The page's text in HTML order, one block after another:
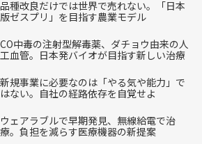
品種改良だけでは世界で売れない。「日本
版ゼスプリ」を目指す農業モデル
CO中毒の注射型解毒薬、ダチョウ由来の人
工血管。日本発バイオが目指す新しい治療
新規事業に必要なのは「やる気や能力」で
はない。自社の経路依存を自覚せよ
ウェアラブルで早期発見、無線給電で治
療。負担を減らす医療機器の新提案